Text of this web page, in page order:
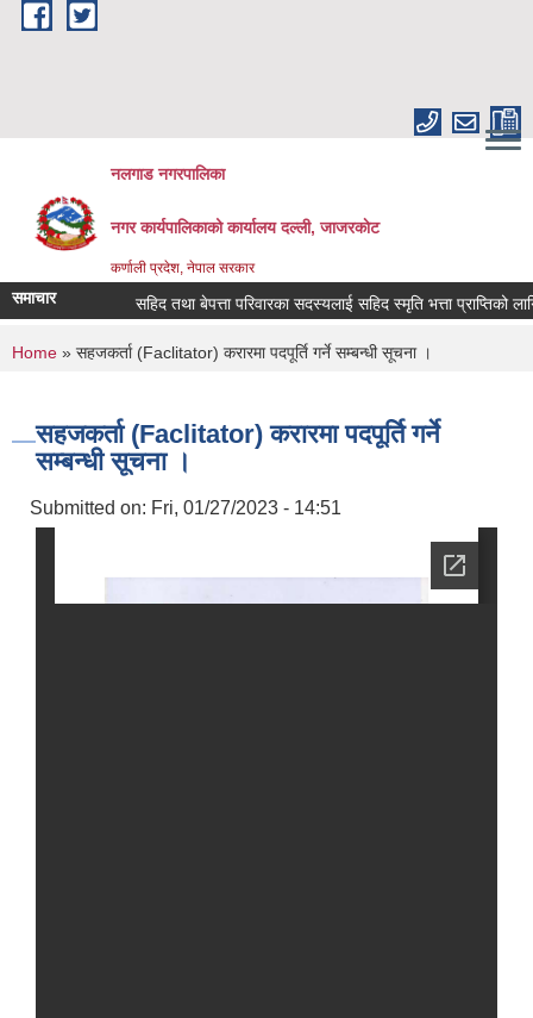
Skip to main content
नलगाड नगरपालिका
नगर कार्यपालिकाको कार्यालय दल्ली, जाजरकाेट
कर्णाली प्रदेश, नेपाल सरकार
समाचार सहिद तथा बेपत्ता परिवारका सदस्यलाई सहिद स्मृति भत्ता प्राप्तिको लागि
You are here
Home » सहजकर्ता (Faclitator) करारमा पदपूर्ति गर्ने सम्बन्धी सूचना ।
सहजकर्ता (Faclitator) करारमा पदपूर्ति गर्ने
सम्बन्धी सूचना ।
Submitted on: Fri, 01/27/2023 - 14:51